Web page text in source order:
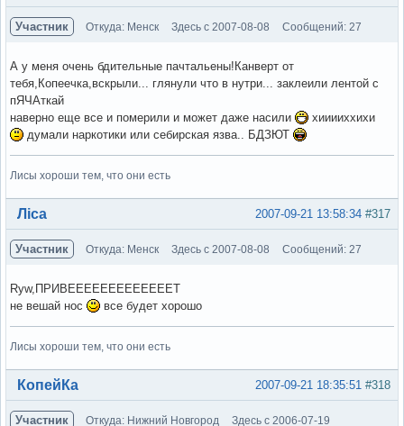
Участник Откуда: Менск Здесь с 2007-08-08 Сообщений: 27
А у меня очень бдительные пачтальены!Канверт от
тебя,Копеечка,вскрыли... глянули что в нутри... заклеили лентой с
пЯЧАткай
наверно еще все и померили и может даже насили
хииииххихи
думали наркотики или себирская язва.. БДЗЮТ
Лисы хороши тем, что они есть
Вне форума #317
2007-09-21 13:58:34
Ліса
Участник Откуда: Менск Здесь с 2007-08-08 Сообщений: 27
Ryw,ПРИВЕЕЕЕЕЕЕЕЕЕЕЕЕТ
не вешай нос
все будет хорошо
Лисы хороши тем, что они есть
Вне форума #318
2007-09-21 18:35:51
КопейКа
Участник Откуда: Нижний Новгород
Здесь с 2006-07-19